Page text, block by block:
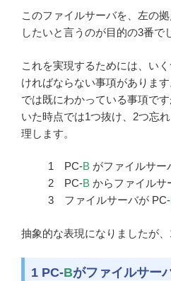
このファイルサーバを、左の拠
したいと言うのが目的の3番で
これを実現するためには、い
ければならない事項がありま
では既にわかっている事項で
いた時点では1つ抜け、2つ忘
理します。
PC-Bがファイルサー
PC-Bからファイルサ
ファイルサーバが PC-
抽象的な表現になりましたが、
1 PC-Bがファイルサー